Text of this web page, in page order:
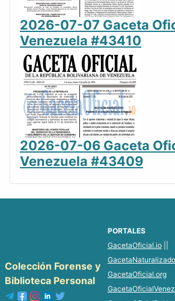
2026-07-07 Gaceta
Venezuela #43410
2026-07-06 Gaceta
Venezuela #43409
Colección Forense y
Biblioteca Personal
PORTALES
GacetaOficial.io||
GacetaOficial.org